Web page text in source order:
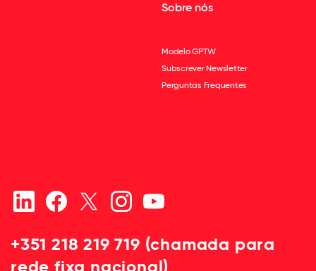
Sobre nós
Modelo GPTW
Subscrever Newsletter
Perguntas Frequentes
+351 218 219 719 (chamada para
rede fixa nacional)